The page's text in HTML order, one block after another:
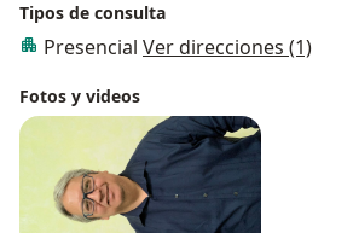
Tipos de consulta
Presencial Ver direcciones (1)
Fotos y videos